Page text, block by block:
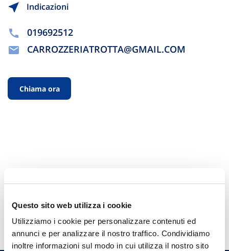
Questo sito web utilizza i cookie
Utilizziamo i cookie per personalizzare contenuti ed
annunci e per analizzare il nostro traffico. Condividiamo
inoltre informazioni sul modo in cui utilizza il nostro sito
Indicazioni
019692512
CARROZZERIATROTTA@GMAIL.COM
Chiama ora
Hai bisogno di
informazioni?
Trova l'Agenzia più vicina a te e parla con